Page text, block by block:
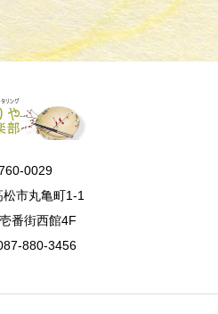
0029
市丸亀町1-1
番街西館4F
880-3456